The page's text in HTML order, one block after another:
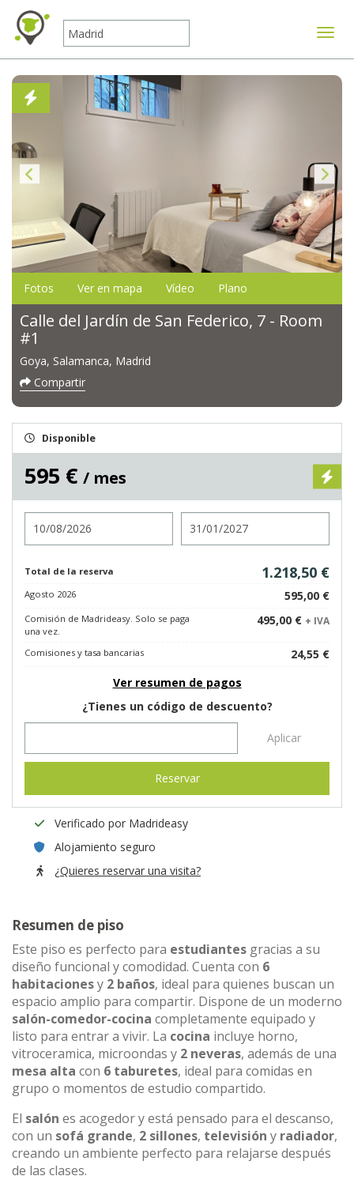
Fotos Ver en mapa Vídeo Plano
Calle del Jardín de San Federico, 7 - Room
#1
Goya, Salamanca, Madrid
Compartir
Disponible
595 € / mes
Total de la reserva 1.218,50 €
Agosto 2026 595,00 €
Comisión de Madrideasy. Solo se paga
una vez.
495,00 € + IVA
Comisiones y tasa bancarias
24,55 €
Ver resumen de pagos
¿Tienes un código de descuento?
Aplicar
Reservar
Verificado por Madrideasy
Alojamiento seguro
¿Quieres reservar una visita?
Resumen de piso
Este piso es perfecto para estudiantes gracias a su
diseño funcional y comodidad. Cuenta con 6
habitacionesy 2 baños, ideal para quienes buscan un
espacio amplio para compartir. Dispone de un moderno
salón-comedor-cocina completamente equipado y
listo para entrar a vivir. La cocina incluye horno,
vitroceramica, microondas y 2 neveras, además de una
mesa alta con 6 taburetes, ideal para comidas en
grupo o momentos de estudio compartido.
El salón es acogedor y está pensado para el descanso,
con un sofá grande, 2 sillones, televisión y radiador,
creando un ambiente perfecto para relajarse después
de las clases.